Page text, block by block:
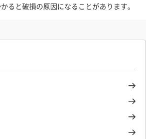
ると破損の原因になることがあります。